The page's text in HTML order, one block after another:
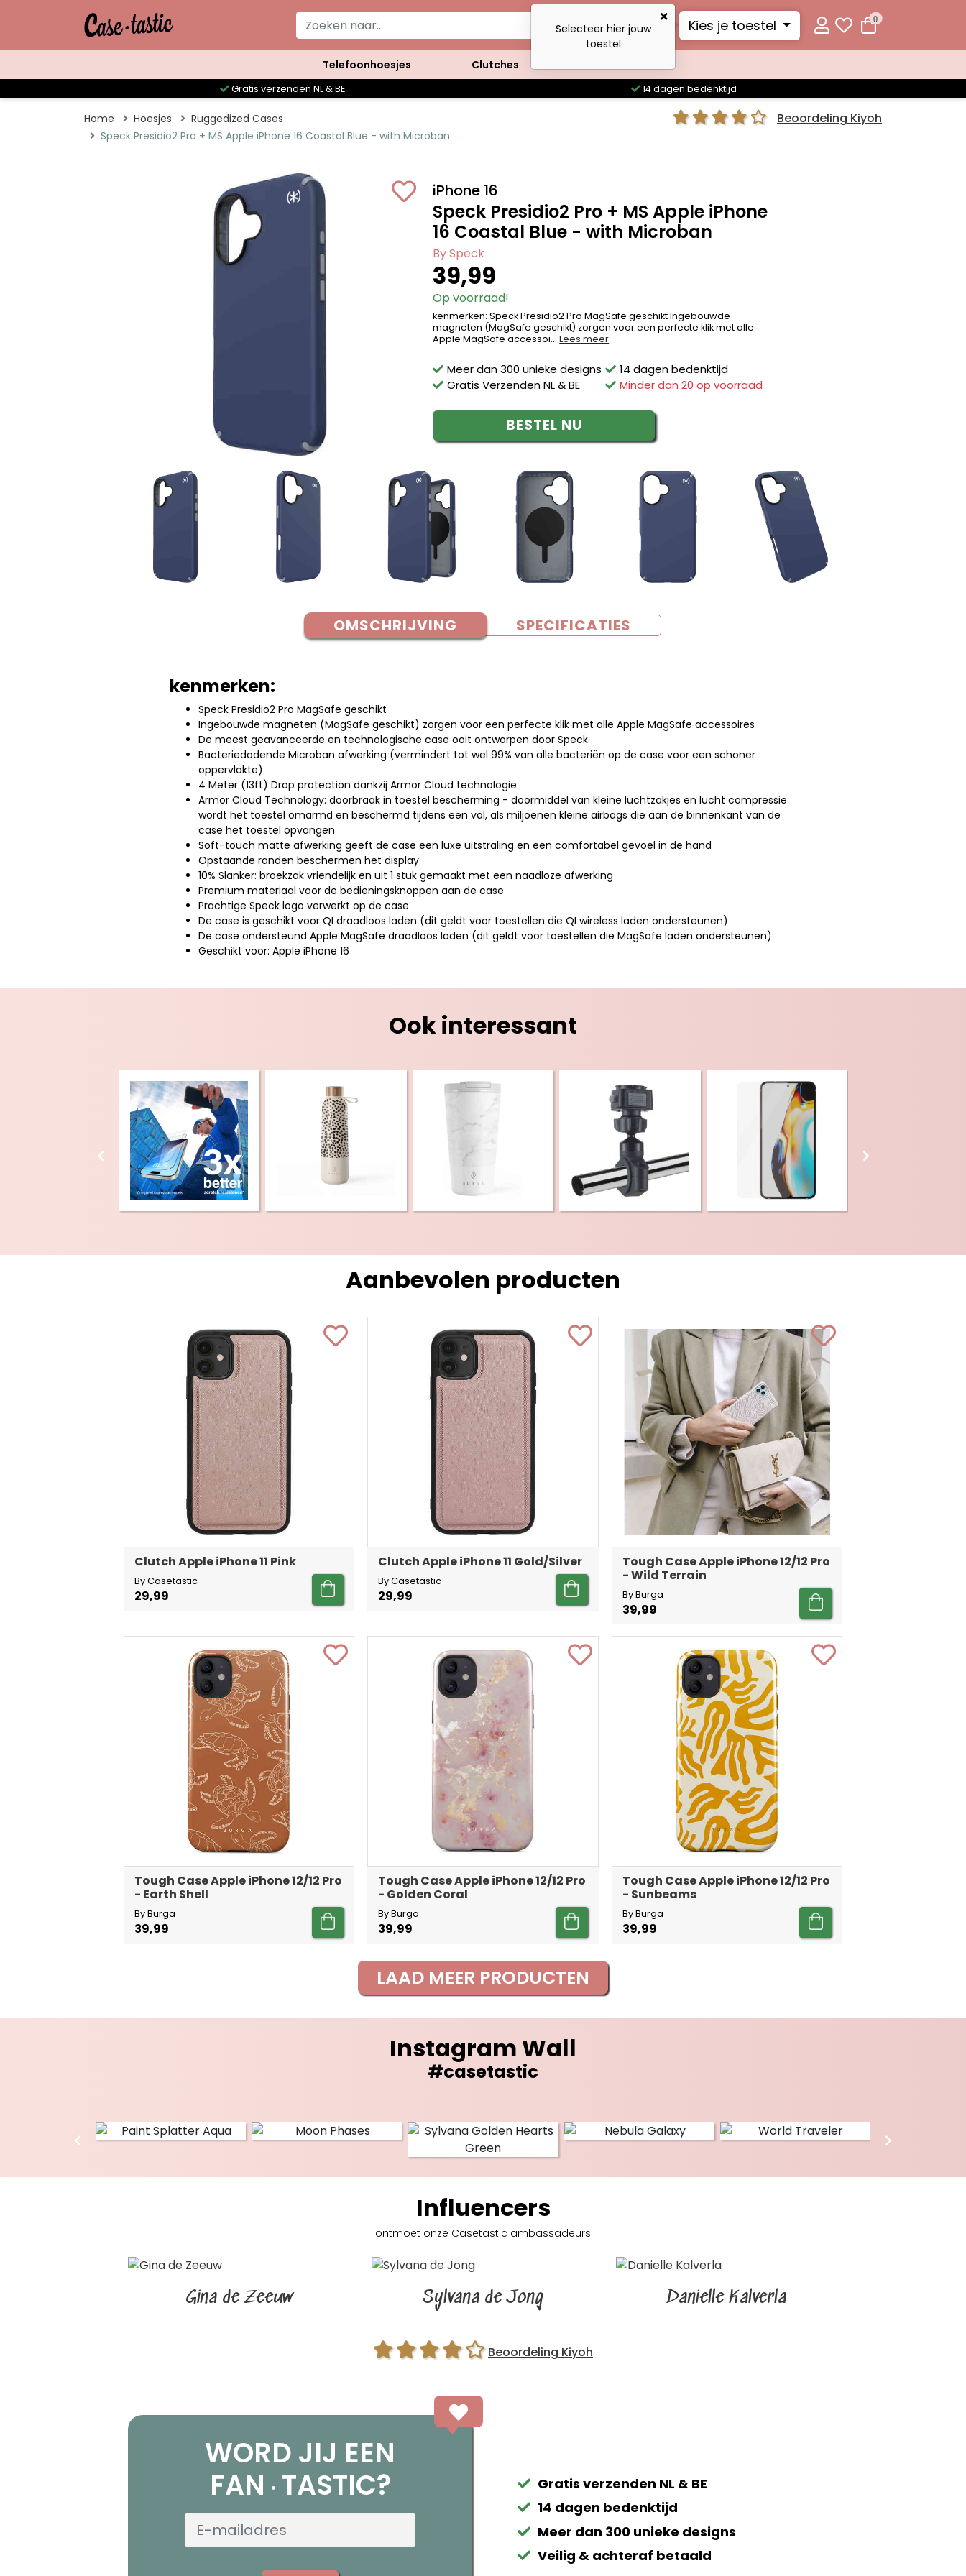
Kies je toestel 0
Telefoonhoesjes Clutches
Gratis verzenden NL & BE 14 dagen bedenktijd
Home Hoesjes
Ruggedized Cases
Speck Presidio2 Pro + MS Apple iPhone 16 Coastal Blue - with Microban
Beoordeling Kiyoh
iPhone 16
Speck Presidio2 Pro + MS Apple iPhone
16 Coastal Blue - with Microban
By Speck
39,99
Op voorraad!
kenmerken: Speck Presidio2 Pro MagSafe geschikt Ingebouwde
magneten (MagSafe geschikt) zorgen voor een perfecte klik met alle
Apple MagSafe accessoi...Lees meer
Meer dan 300 unieke designs
Gratis Verzenden NL & BE
14 dagen bedenktijd
Minder dan 20 op voorraad
BESTEL NU
OMSCHRIJVING SPECIFICATIES
kenmerken:
Speck Presidio2 Pro MagSafe geschikt
Ingebouwde magneten (MagSafe geschikt) zorgen voor een perfecte klik met alle Apple MagSafe accessoires
De meest geavanceerde en technologische case ooit ontworpen door Speck
Bacteriedodende Microban afwerking (vermindert tot wel 99% van alle bacteriën op de case voor een schoner
oppervlakte)
4 Meter (13ft) Drop protection dankzij Armor Cloud technologie
Armor Cloud Technology: doorbraak in toestel bescherming - doormiddel van kleine luchtzakjes en lucht compressie
wordt het toestel omarmd en beschermd tijdens een val, als miljoenen kleine airbags die aan de binnenkant van de
case het toestel opvangen
Soft-touch matte afwerking geeft de case een luxe uitstraling en een comfortabel gevoel in de hand
Opstaande randen beschermen het display
10% Slanker: broekzak vriendelijk en uit 1 stuk gemaakt met een naadloze afwerking
Premium materiaal voor de bedieningsknoppen aan de case
Prachtige Speck logo verwerkt op de case
De case is geschikt voor QI draadloos laden (dit geldt voor toestellen die QI wireless laden ondersteunen)
De case ondersteund Apple MagSafe draadloos laden (dit geldt voor toestellen die MagSafe laden ondersteunen)
Geschikt voor: Apple iPhone 16
Ook interessant
Aanbevolen producten
Clutch Apple iPhone 11 Pink
By Casetastic
29,99
Clutch Apple iPhone 11 Gold/Silver
By Casetastic
29,99
Tough Case Apple iPhone 12/12 Pro
- Wild Terrain
By Burga
39,99
Tough Case Apple iPhone 12/12 Pro
- Earth Shell
By Burga
39,99
Tough Case Apple iPhone 12/12 Pro
- Golden Coral
By Burga
39,99
Tough Case Apple iPhone 12/12 Pro
- Sunbeams
By Burga
39,99
LAAD MEER PRODUCTEN
Instagram Wall
#casetastic
Influencers
ontmoet onze Casetastic ambassadeurs
Gina de Zeeuw Sylvana de Jong Danielle Kalverla
Beoordeling Kiyoh
WORD JIJ EEN
FAN TASTIC?
Gratis verzenden NL & BE
14 dagen bedenktijd
Meer dan 300 unieke designs
Veilig & achteraf betaald
Selecteer hier jouw
toestel